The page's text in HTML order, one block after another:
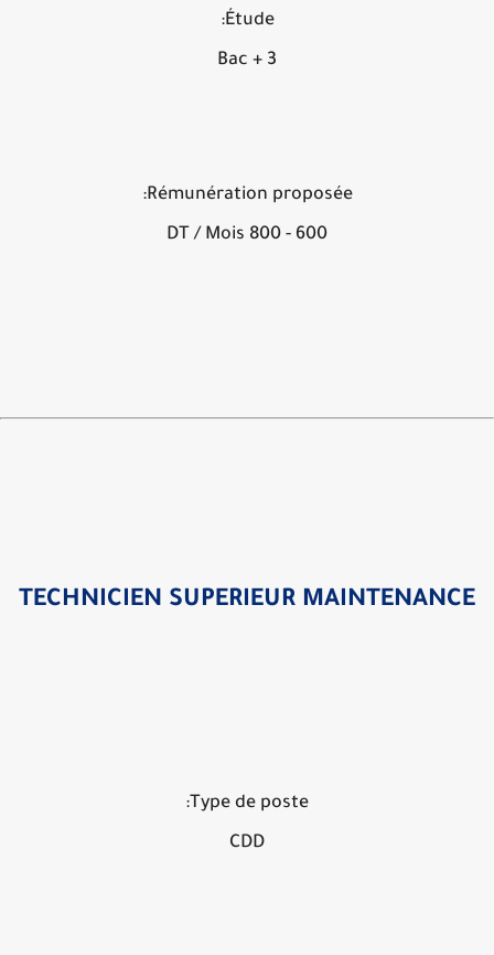
Étude:
Bac + 3
Rémunération proposée:
600 - 800 DT / Mois
TECHNICIEN SUPERIEUR MAINTENANCE
Type de poste:
CDD